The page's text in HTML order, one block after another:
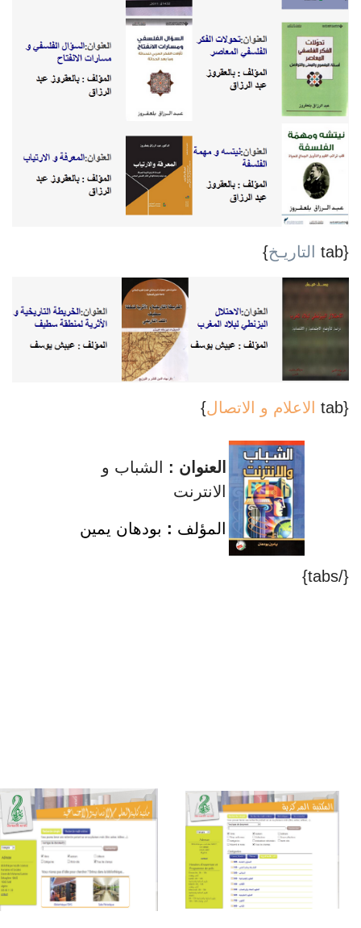
{tab التاريـخ}
{tab الاعلام و الاتصال}
العنوان : الشباب و
الانترنت
المؤلف : بودهان يمين
{/tabs}